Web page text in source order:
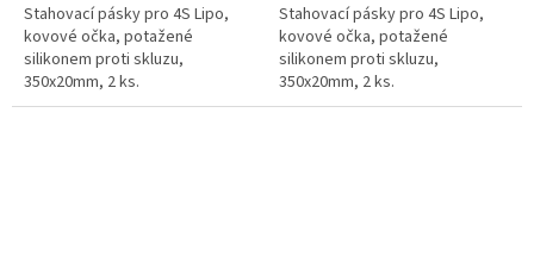
Stahovací pásky pro 4S Lipo,
kovové očka, potažené
silikonem proti skluzu,
350x20mm, 2 ks.
Stahovací pásky pro 4S Lipo,
kovové očka, potažené
silikonem proti skluzu,
350x20mm, 2 ks.